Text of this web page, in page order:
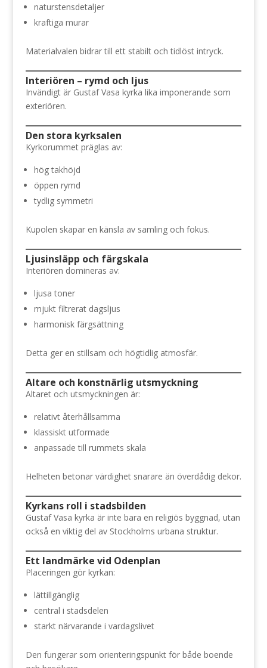
naturstensdetaljer
kraftiga murar
Materialvalen bidrar till ett stabilt och tidlöst intryck.
Interiören – rymd och ljus
Invändigt är Gustaf Vasa kyrka lika imponerande som
exteriören.
Den stora kyrksalen
Kyrkorummet präglas av:
hög takhöjd
öppen rymd
tydlig symmetri
Kupolen skapar en känsla av samling och fokus.
Ljusinsläpp och färgskala
Interiören domineras av:
ljusa toner
mjukt filtrerat dagsljus
harmonisk färgsättning
Detta ger en stillsam och högtidlig atmosfär.
Altare och konstnärlig utsmyckning
Altaret och utsmyckningen är:
relativt återhållsamma
klassiskt utformade
anpassade till rummets skala
Helheten betonar värdighet snarare än överdådig dekor.
Kyrkans roll i stadsbilden
Gustaf Vasa kyrka är inte bara en religiös byggnad, utan
också en viktig del av Stockholms urbana struktur.
Ett landmärke vid Odenplan
Placeringen gör kyrkan:
lättillgänglig
central i stadsdelen
starkt närvarande i vardagslivet
Den fungerar som orienteringspunkt för både boende